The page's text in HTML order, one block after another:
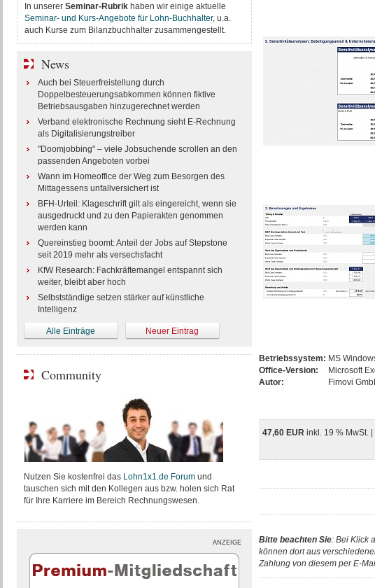
Betriebssystem: MS
Office-Version:
Microsoft
Autor:
Fimovi
47,60 EUR inkl. 19 % MwSt. |
Bitte beachten Sie: Bei Klick
können dort aus
Zahlung von diesem per E-
In unserer Seminar-Rubrikhaben wir einige aktuelle
Seminar- und Kurs-Angebote für Lohn-Buchhalter, u.a.
auch Kurse zum Bilanzbuchhalter zusammengestellt.
News
Auch bei Steuerfreistellung durch
Doppelbesteuerungsabkommen können fiktive
Betriebsausgaben hinzugerechnet werden
Verband elektronische Rechnung sieht E-Rechnung
als Digitalisierungstreiber
"Doomjobbing" – viele Jobsuchende scrollen an den
passenden Angeboten vorbei
Wann im Homeoffice der Weg zum Besorgen des
Mittagessens unfallversichert ist
BFH-Urteil: Klageschrift gilt als eingereicht, wenn sie
ausgedruckt und zu den Papierakten genommen
werden kann
Quereinstieg boomt: Anteil der Jobs auf Stepstone
seit 2019 mehr als versechsfacht
KfW Research: Fachkräftemangel entspannt sich
weiter, bleibt aber hoch
Selbstständige setzen stärker auf künstliche
Intelligenz
Alle Einträge Neuer Eintrag
Community
Nutzen Sie kostenfrei das Lohn1x1.de Forumund
tauschen sich mit den Kollegen aus bzw. holen sich Rat
für Ihre Karriere im Bereich Rechnungswesen.
ANZEIGE